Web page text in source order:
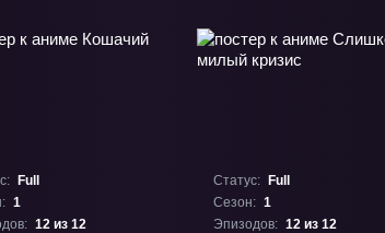
Full
1
12 из 12
Статус:
Full
Сезон: 1
Эпизодов: 12 из 12